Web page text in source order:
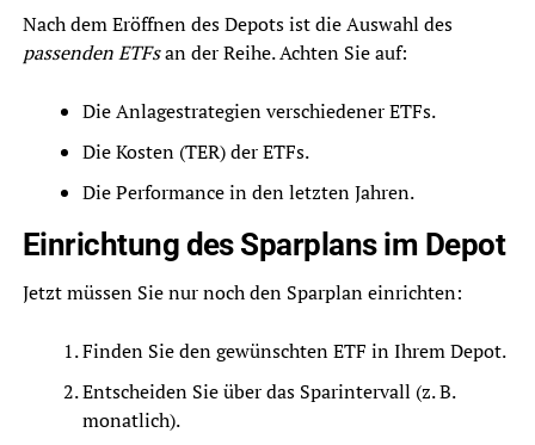
Nach dem Eröffnen des Depots ist die Auswahl des
passenden ETFsan der Reihe. Achten Sie auf:
Die Anlagestrategien verschiedener ETFs.
Die Kosten (TER) der ETFs.
Die Performance in den letzten Jahren.
Einrichtung des Sparplans im Depot
Jetzt müssen Sie nur noch den Sparplan einrichten:
Finden Sie den gewünschten ETF in Ihrem Depot.
Entscheiden Sie über das Sparintervall (z. B.
monatlich).